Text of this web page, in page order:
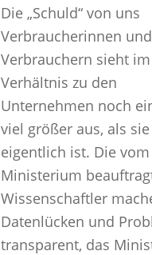
Die „Schuld“ von uns
Verbraucherinnen und
Verbrauchern sieht im
Verhältnis zu den
Unternehmen noch
viel größer aus, als sie
eigentlich ist. Die vom
Ministerium
Wissenschaftler
Datenlücken und
transparent, das